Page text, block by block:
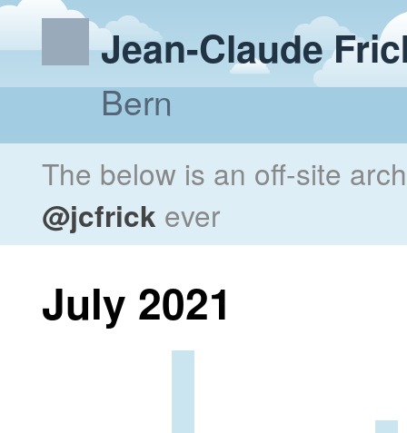
Jean-Claude
Bern
The below is an off-site
@jcfrick ever
July 2021